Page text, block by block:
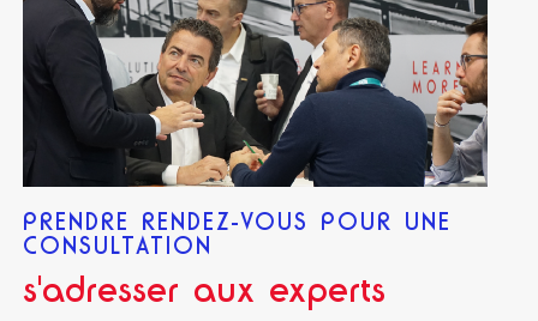
PRENDRE RENDEZ-VOUS POUR UNE
CONSULTATION
s'adresser aux experts